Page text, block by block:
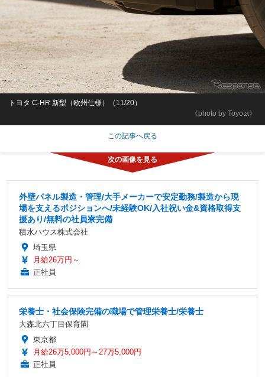
《photo by Toyota》
トヨタ C-HR 新型（欧州仕様）（11/20）
この記事へ戻る
外壁パネル製造・管理/大手メーカーで安定勤務/製造から現
場を支えるポジションへ/未経験OK/入社祝い金&資格取得支
援あり/無料の社員寮完備
積水ハウス株式会社
埼玉県
月給26万円～
正社員
栄養士・社会保険完備の職場で管理栄養士/栄養士
大森北六丁目保育園
東京都
月給26万5,000円～27万5,000円
正社員